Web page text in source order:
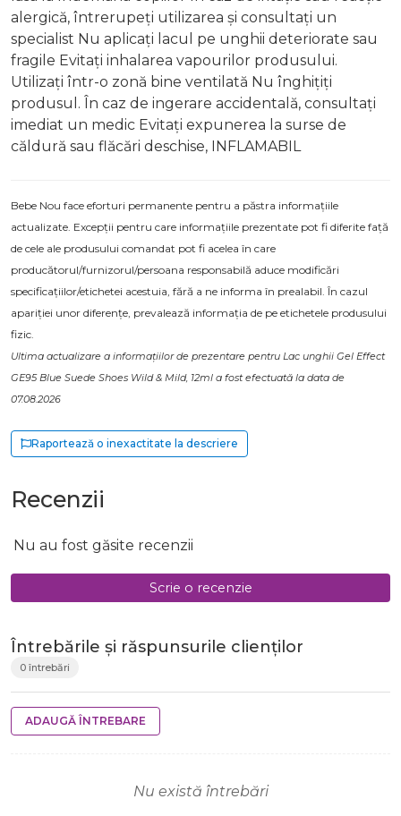
alergică, întrerupeți utilizarea și consultați un
specialist Nu aplicați lacul pe unghii deteriorate sau
fragile Evitați inhalarea vapourilor produsului.
Utilizați într-o zonă bine ventilată Nu înghițiți
produsul. În caz de ingerare accidentală, consultați
imediat un medic Evitați expunerea la surse de
căldură sau flăcări deschise, INFLAMABIL
Bebe Nou face eforturi permanente pentru a păstra informațiile
actualizate. Excepții pentru care informațiile prezentate pot fi diferite față
de cele ale produsului comandat pot fi acelea în care
producătorul/furnizorul/persoana responsabilă aduce modificări
specificațiilor/etichetei acestuia, fără a ne informa în prealabil. În cazul
apariției unor diferențe, prevalează informația de pe etichetele produsului
fizic.
Ultima actualizare a informațiilor de prezentare pentru Lac unghii Gel Effect
GE95 Blue Suede Shoes Wild & Mild, 12ml a fost efectuată la data de
07.08.2026
Raportează o inexactitate la descriere
Recenzii
Nu au fost găsite recenzii
Scrie o recenzie
Întrebările și răspunsurile clienților
0 întrebări
ADAUGĂ ÎNTREBARE
Nu există întrebări